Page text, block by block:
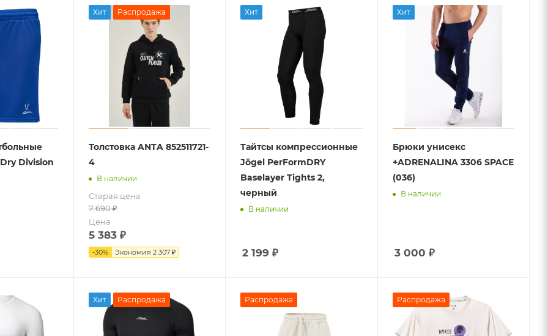
Division
Хит Распродажа
Толстовка ANTA 852511721-
4
В наличии
Старая цена
7 690₽
Цена
5 383₽
-30% Экономия 2 307 ₽
Хит
Тайтсы компрессионные
Jögel PerFormDRY
Baselayer Tights 2,
черный
В наличии
2 199 ₽
Хит
Брюки унисекс
+ADRENALINA 3306 SPACE
(036)
В наличии
3 000 ₽
Хит Распродажа Распродажа Распродажа